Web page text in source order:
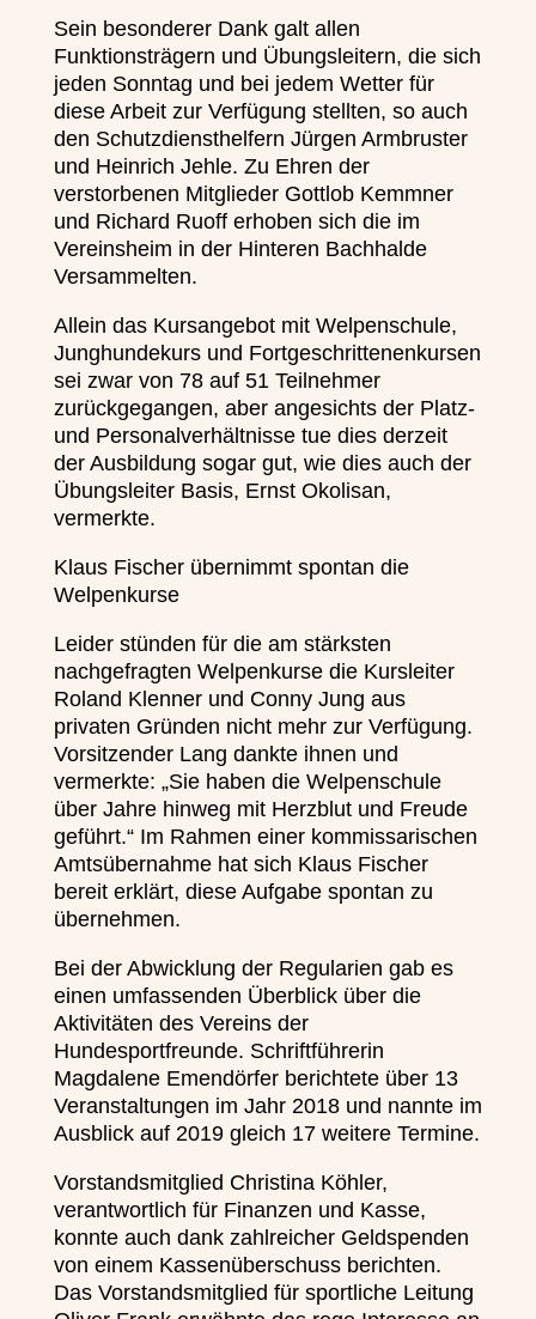
Sein besonderer Dank galt allen
Funktionsträgern und Übungsleitern, die sich
jeden Sonntag und bei jedem Wetter für
diese Arbeit zur Verfügung stellten, so auch
den Schutzdiensthelfern Jürgen Armbruster
und Heinrich Jehle. Zu Ehren der
verstorbenen Mitglieder Gottlob Kemmner
und Richard Ruoff erhoben sich die im
Vereinsheim in der Hinteren Bachhalde
Versammelten.
Allein das Kursangebot mit Welpenschule,
Junghundekurs und Fortgeschrittenenkursen
sei zwar von 78 auf 51 Teilnehmer
zurückgegangen, aber angesichts der Platz-
und Personalverhältnisse tue dies derzeit
der Ausbildung sogar gut, wie dies auch der
Übungsleiter Basis, Ernst Okolisan,
vermerkte.
Klaus Fischer übernimmt spontan die
Welpenkurse
Leider stünden für die am stärksten
nachgefragten Welpenkurse die Kursleiter
Roland Klenner und Conny Jung aus
privaten Gründen nicht mehr zur Verfügung.
Vorsitzender Lang dankte ihnen und
vermerkte: „Sie haben die Welpenschule
über Jahre hinweg mit Herzblut und Freude
geführt.“ Im Rahmen einer kommissarischen
Amtsübernahme hat sich Klaus Fischer
bereit erklärt, diese Aufgabe spontan zu
übernehmen.
Bei der Abwicklung der Regularien gab es
einen umfassenden Überblick über die
Aktivitäten des Vereins der
Hundesportfreunde. Schriftführerin
Magdalene Emendörfer berichtete über 13
Veranstaltungen im Jahr 2018 und nannte im
Ausblick auf 2019 gleich 17 weitere Termine.
Vorstandsmitglied Christina Köhler,
verantwortlich für Finanzen und Kasse,
konnte auch dank zahlreicher Geldspenden
von einem Kassenüberschuss berichten.
Das Vorstandsmitglied für sportliche Leitung